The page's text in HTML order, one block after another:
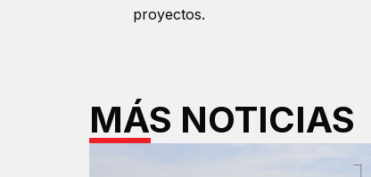
proyectos.
MÁS NOTICIAS